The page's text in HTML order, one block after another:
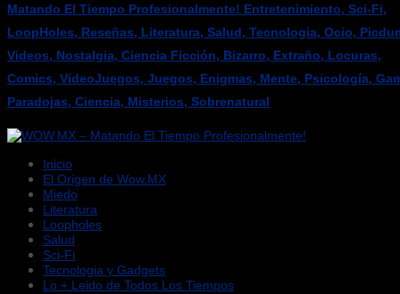
Matando El Tiempo Profesionalmente! Entretenimiento, Sci-Fi,
LoopHoles, Reseñas, Literatura, Salud, Tecnologia, Ocio,
Videos, Nostalgia, Ciencia Ficción, Bizarro, Extraño, Locuras,
Comics, VideoJuegos, Juegos, Enigmas, Mente, Psicología,
Paradojas, Ciencia, Misterios, Sobrenatural
Inicio
El Origen de Wow.MX
Miedo
Literatura
Loopholes
Salud
Sci-Fi
Tecnologia y Gadgets
Lo + Leido de Todos Los Tiempos